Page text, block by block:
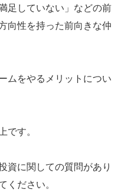
足していない」などの前
向性を持った前向きな仲
ムをやるメリットについ
です。
資に関しての質問があり
ください。